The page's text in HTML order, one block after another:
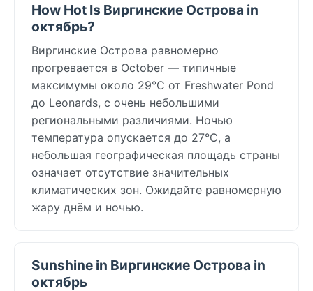
How Hot Is Виргинские Острова in
октябрь?
Виргинские Острова равномерно
прогревается в October — типичные
максимумы около 29°C от Freshwater Pond
до Leonards, с очень небольшими
региональными различиями. Ночью
температура опускается до 27°C, а
небольшая географическая площадь страны
означает отсутствие значительных
климатических зон. Ожидайте равномерную
жару днём и ночью.
Sunshine in Виргинские Острова in
октябрь